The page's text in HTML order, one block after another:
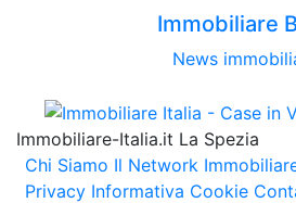
Immobiliare
News
Immobiliare-Italia.it La Spezia
Chi Siamo Il Network
Privacy Informativa Cookie